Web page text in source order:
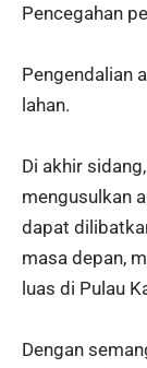
Pencegahan
Pengendalian
lahan.
Di akhir
mengusulkan
dapat
masa depan,
luas di Pulau
Dengan